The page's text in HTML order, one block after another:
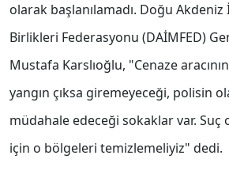
olarak başlanılamadı. Doğu
Birlikleri Federasyonu (DAİMFED)
Mustafa Karslıoğlu, "Cenaze
yangın çıksa giremeyeceği, polisin
müdahale edeceği sokaklar var. Suç
için o bölgeleri temizlemeliyiz" dedi.